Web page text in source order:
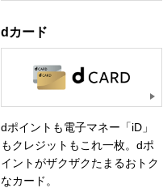
dカード
dポイントも電子マネー「iD」
もクレジットもこれ一枚。dポ
イントがザクザクたまるおトク
なカード。